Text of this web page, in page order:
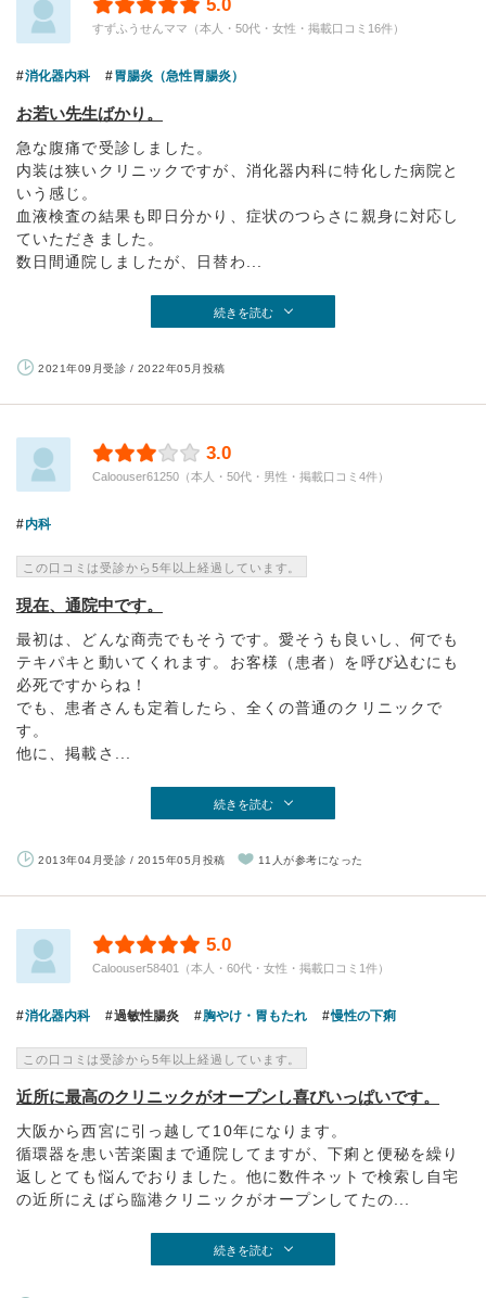
5.0
すずふうせんママ（本人・50代・女性・掲載口コミ16件）
消化器内科 胃腸炎（急性胃腸炎）
お若い先生ばかり。
急な腹痛で受診しました。
内装は狭いクリニックですが、消化器内科に特化した病院と
いう感じ。
血液検査の結果も即日分かり、症状のつらさに親身に対応し
ていただきました。
数日間通院しましたが、日替わ...
続きを読む
2021年09月受診 / 2022年05月投稿
3.0
Caloouser61250（本人・50代・男性・掲載口コミ4件）
内科
この口コミは受診から5年以上経過しています。
現在、通院中です。
最初は、どんな商売でもそうです。愛そうも良いし、何でも
テキパキと動いてくれます。お客様（患者）を呼び込むにも
必死ですからね！
でも、患者さんも定着したら、全くの普通のクリニックで
す。
他に、掲載さ...
続きを読む
2013年04月受診 / 2015年05月投稿 11人が参考になった
5.0
Caloouser58401（本人・60代・女性・掲載口コミ1件）
消化器内科 過敏性腸炎 胸やけ・胃もたれ 慢性の下痢
この口コミは受診から5年以上経過しています。
近所に最高のクリニックがオープンし喜びいっぱいです。
大阪から西宮に引っ越して10年になります。
循環器を患い苦楽園まで通院してますが、下痢と便秘を繰り
返しとても悩んでおりました。他に数件ネットで検索し自宅
の近所にえばら臨港クリニックがオープンしてたの...
続きを読む